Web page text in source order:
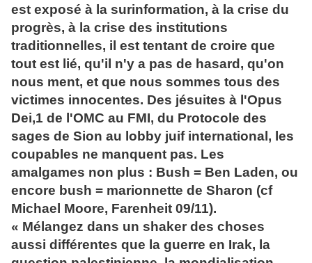
est exposé à la surinformation, à la crise du
progrès, à la crise des institutions
traditionnelles, il est tentant de croire que
tout est lié, qu'il n'y a pas de hasard, qu'on
nous ment, et que nous sommes tous des
victimes innocentes. Des jésuites à l'Opus
Dei,1 de l'OMC au FMI, du Protocole des
sages de Sion au lobby juif international, les
coupables ne manquent pas. Les
amalgames non plus : Bush = Ben Laden, ou
encore bush = marionnette de Sharon (cf
Michael Moore, Farenheit 09/11).
« Mélangez dans un shaker des choses
aussi différentes que la guerre en Irak, la